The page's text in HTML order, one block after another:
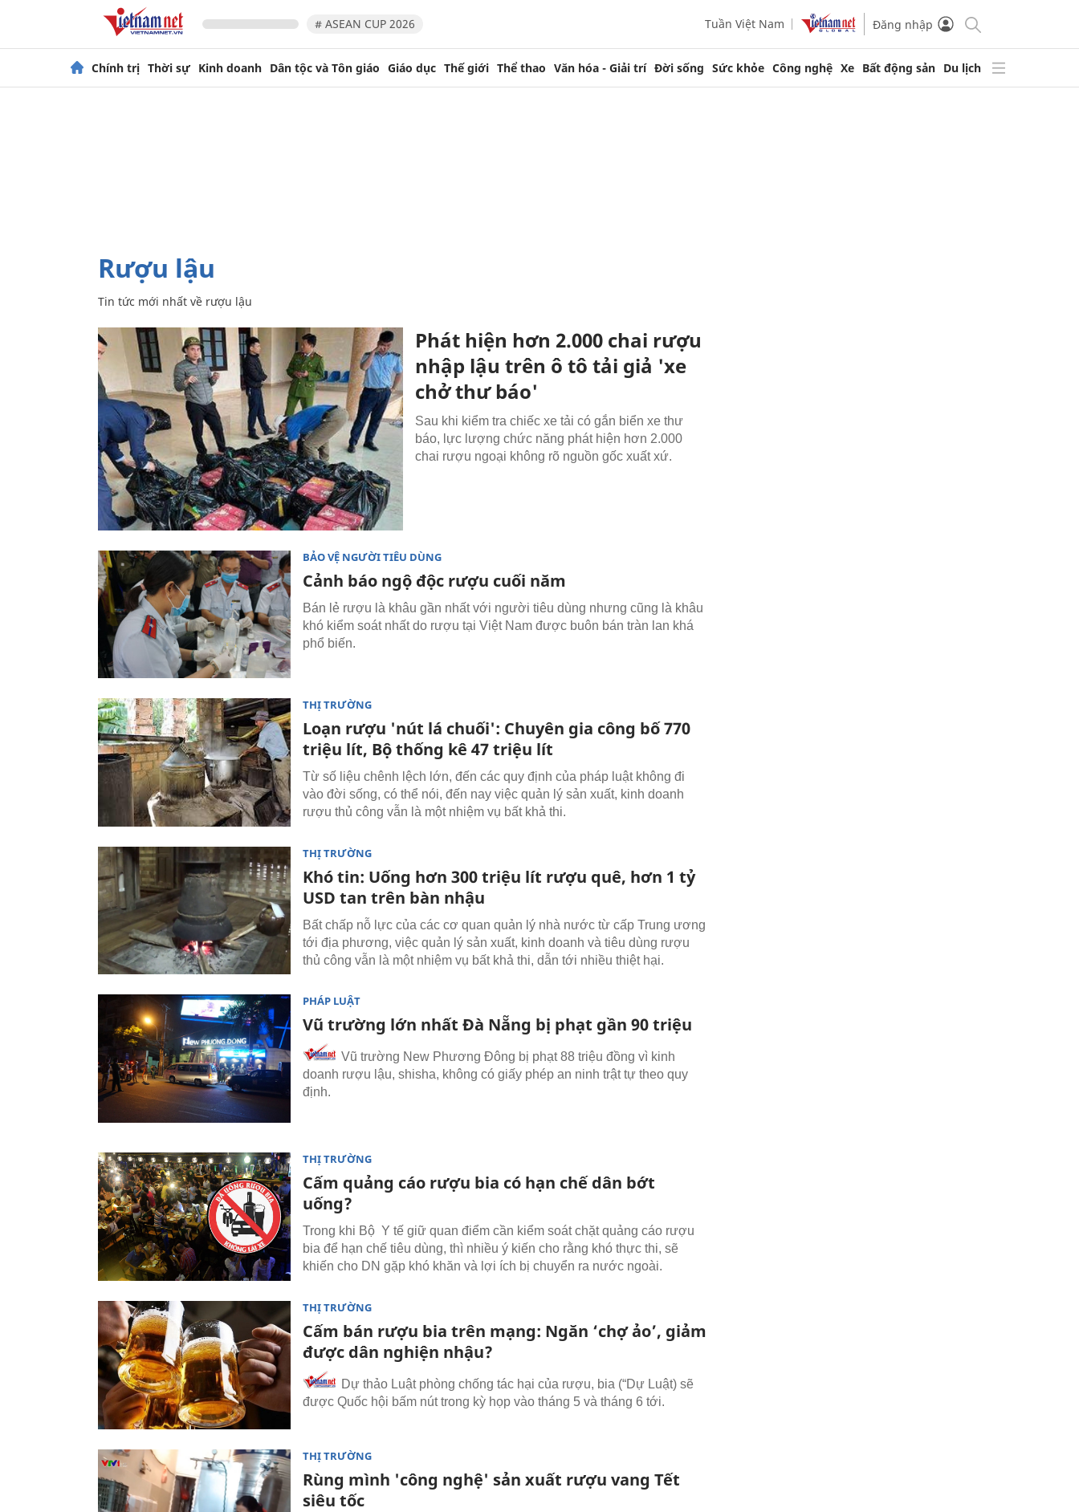
# ASEAN CUP 2026 Tuần Việt Nam Đăng nhập
Chính trị Thời sự Kinh doanh Dân tộc và Tôn giáo Giáo dục Thế giới Thể thao Văn hóa - Giải trí Đời sống Sức khỏe Công nghệ Xe Bất động sản Du lịch
rượu lậu
Tin tức mới nhất về rượu lậu
Phát hiện hơn 2.000 chai rượu
nhập lậu trên ô tô tải giả 'xe
chở thư báo'
Sau khi kiểm tra chiếc xe tải có gắn biển xe thư
báo, lực lượng chức năng phát hiện hơn 2.000
chai rượu ngoại không rõ nguồn gốc xuất xứ.
BẢO VỆ NGƯỜI TIÊU DÙNG
Cảnh báo ngộ độc rượu cuối năm
Bán lẻ rượu là khâu gần nhất với người tiêu dùng nhưng cũng là khâu
khó kiểm soát nhất do rượu tại Việt Nam được buôn bán tràn lan khá
phổ biến.
THỊ TRƯỜNG
Loạn rượu 'nút lá chuối': Chuyên gia công bố 770
triệu lít, Bộ thống kê 47 triệu lít
Từ số liệu chênh lệch lớn, đến các quy định của pháp luật không đi
vào đời sống, có thể nói, đến nay việc quản lý sản xuất, kinh doanh
rượu thủ công vẫn là một nhiệm vụ bất khả thi.
THỊ TRƯỜNG
Khó tin: Uống hơn 300 triệu lít rượu quê, hơn 1 tỷ
USD tan trên bàn nhậu
Bất chấp nỗ lực của các cơ quan quản lý nhà nước từ cấp Trung ương
tới địa phương, việc quản lý sản xuất, kinh doanh và tiêu dùng rượu
thủ công vẫn là một nhiệm vụ bất khả thi, dẫn tới nhiều thiệt hại.
PHÁP LUẬT
Vũ trường lớn nhất Đà Nẵng bị phạt gần 90 triệu
Vũ trường New Phương Đông bị phạt 88 triệu đồng vì kinh
doanh rượu lậu, shisha, không có giấy phép an ninh trật tự theo quy
định.
THỊ TRƯỜNG
Cấm quảng cáo rượu bia có hạn chế dân bớt
uống?
Trong khi Bộ Y tế giữ quan điểm cần kiểm soát chặt quảng cáo rượu
bia để hạn chế tiêu dùng, thì nhiều ý kiến cho rằng khó thực thi, sẽ
khiến cho DN gặp khó khăn và lợi ích bị chuyển ra nước ngoài.
THỊ TRƯỜNG
Cấm bán rượu bia trên mạng: Ngăn ‘chợ ảo’, giảm
được dân nghiện nhậu?
Dự thảo Luật phòng chống tác hại của rượu, bia (“Dự Luật) sẽ
được Quốc hội bấm nút trong kỳ họp vào tháng 5 và tháng 6 tới.
THỊ TRƯỜNG
Rùng mình 'công nghệ' sản xuất rượu vang Tết
siêu tốc